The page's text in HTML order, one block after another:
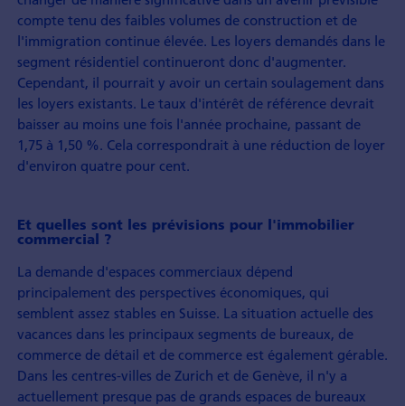
compte tenu des faibles volumes de construction et de
l'immigration continue élevée. Les loyers demandés dans le
segment résidentiel continueront donc d'augmenter.
Cependant, il pourrait y avoir un certain soulagement dans
les loyers existants. Le taux d'intérêt de référence devrait
baisser au moins une fois l'année prochaine, passant de
1,75 à 1,50 %. Cela correspondrait à une réduction de loyer
d'environ quatre pour cent.
Et quelles sont les prévisions pour l'immobilier
commercial ?
La demande d'espaces commerciaux dépend
principalement des perspectives économiques, qui
semblent assez stables en Suisse. La situation actuelle des
vacances dans les principaux segments de bureaux, de
commerce de détail et de commerce est également gérable.
Dans les centres-villes de Zurich et de Genève, il n'y a
actuellement presque pas de grands espaces de bureaux